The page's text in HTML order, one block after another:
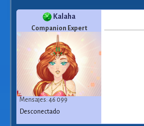
Kalaha
Companion Expert
Mensajes: 46 099
Desconectado